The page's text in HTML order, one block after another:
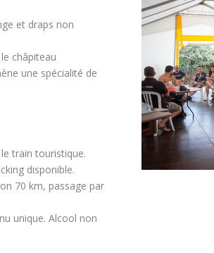
et draps non
châpiteau
une spécialité de
train touristique.
disponible.
70 km, passage par
unique. Alcool non